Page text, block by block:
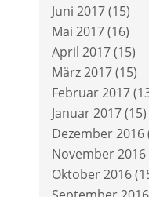
Juni 2017(15)
Mai 2017(16)
April 2017(15)
März 2017(15)
Februar 2017
Januar 2017(15)
Dezember 2016
November 2016
Oktober 2016